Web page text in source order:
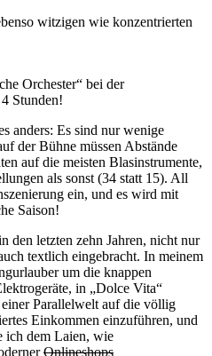
witzigen wie konzentrierten
Orchester“ bei der
Stunden!
anders: Es sind nur wenige
der Bühne müssen Abstände
auf die meisten Blasinstrumente,
als sonst (34 statt 15). All
ein, und es wird mit
Saison!
den letzten zehn Jahren, nicht nur
textlich eingebracht. In meinem
um die knappen
in „Dolce Vita“
Parallelwelt auf die völlig
Einkommen einzuführen, und
ich dem Laien, wie
Onlineshops